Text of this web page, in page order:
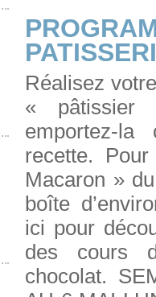
Réalisez
« pâtissier
emportez-
recette.
Macaron »
boîte
ici pour
des cours
chocolat.